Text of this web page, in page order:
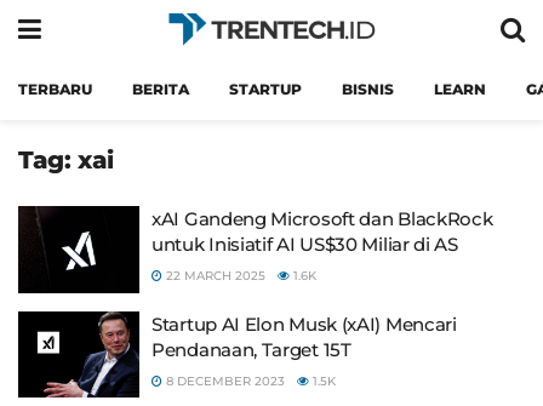
TERBARU BERITA STARTUP BISNIS LEARN
Tag: xai
xAI Gandeng Microsoft dan BlackRock
untuk Inisiatif AI US$30 Miliar di AS
22 MARCH 2025 1.6K
Startup AI Elon Musk (xAI) Mencari
Pendanaan, Target 15T
8 DECEMBER 2023 1.5K